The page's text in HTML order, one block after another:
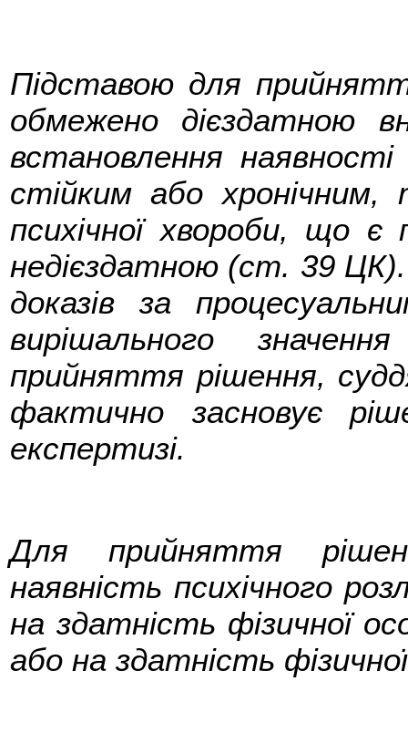
Підставою для
обмежено дієздатною
встановлення
стійким або хронічним,
психічної хвороби, що є
недієздатною (ст. 39
доказів за
вирішального
прийняття рішення,
фактично засновує
експертизі.
Для прийняття
наявність психічного
на здатність фізичної
або на здатність